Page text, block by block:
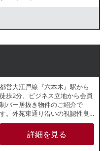
報は正確性を保証するものでは
都営大江戸線『六本木』駅から
徒歩2分、ビジネス立地から会員
制バー居抜き物件のご紹介で
す。外苑東通り沿いの視認性良
好なビル地下1階テナント。専用
階段ございます。バーの前は寿
司店が営業していました。昼夜
詳細を見る